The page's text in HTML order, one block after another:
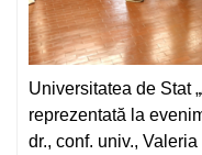
Universitatea de Stat
reprezentată la
dr., conf. univ.,